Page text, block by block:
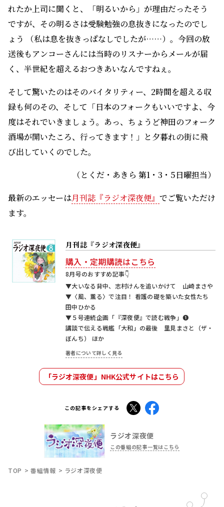
れたか上司に聞くと、「明るいから」が理由だったそう
ですが、その明るさは受験勉強の息抜きになったのでし
ょう （私は息を抜きっぱなしでしたが……）。今回の放
送後もアンコーさんには当時のリスナーからメールが届
く、半世紀を超えるおつきあいなんですねぇ。
そして驚いたのはそのバイタリティー、2時間を超える収
録も何のその、そして「日本のフォークもいいですよ、今
度はそれでいきましょう。あっ、ちょうど神田のフォーク
酒場が開いたころ、行ってきます！」と夕暮れの街に飛
び出していくのでした。
（とくだ・あきら 第1・3・5日曜担当）
最新のエッセーは月刊誌『ラジオ深夜便』 でご覧いただけ
ます。
月刊誌『ラジオ深夜便』
購入・定期購読はこちら
8月号のおすすめ記事👇
▼大いなる背中、志村けんを追いかけて 山崎まさや
▼〈風、薫る〉で注目！ 看護の礎を築いた女性たち
田中ひかる
▼５号連続企画「『深夜便』で読む戦争」❶
講談で伝える戦艦「大和」の最後 里見まさと（ザ・
ぼんち） ほか
著者について詳しく見る
「ラジオ深夜便」NHK公式サイトはこちら
この記事をシェアする X Facebook
ラジオ深夜便
この番組の記事一覧はこちら
TOP 番組情報 ラジオ深夜便